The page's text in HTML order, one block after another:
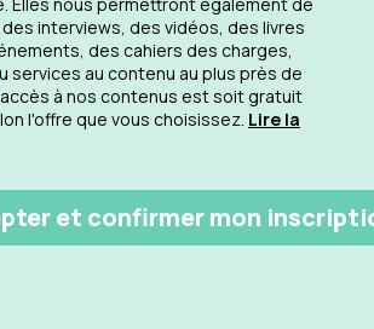
interviews, des vidéos, des livres
des cahiers des charges,
services au contenu au plus près de
à nos contenus est soit gratuit
l'offre que vous choisissez. Lire la